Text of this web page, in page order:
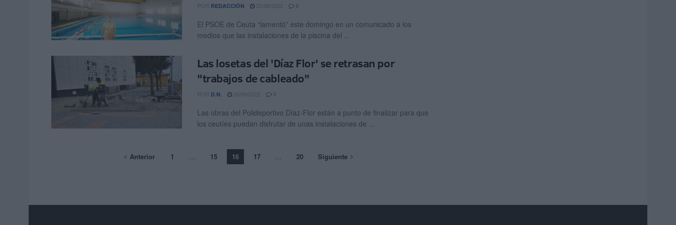
POR REDACCIÓN 6
El PSOE de Ceuta “lamentó” este domingo en un comunicado a los
medios que las instalaciones de la piscina del ...
Las losetas del 'Díaz Flor' se retrasan por
"trabajos de cableado"
POR D.N. 0
Las obras del Polideportivo Díaz-Flor están a punto de finalizar para que
los ceutíes puedan disfrutar de unas instalaciones de ...
Anterior 1 15 16 17 20 Siguiente